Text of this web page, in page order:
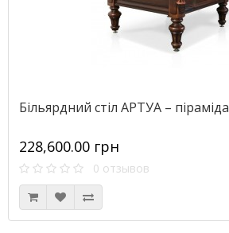
Більярдний стіл АРТУА – піраміда
228,600.00 грн
0 отзывов